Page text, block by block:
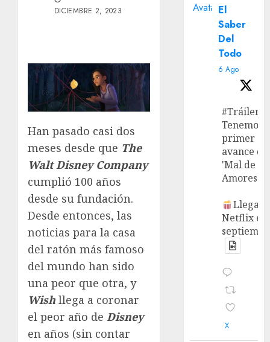
DICIEMBRE 2, 2023
Han pasado casi dos
meses desde que The
Walt Disney Company
cumplió 100 años
desde su fundación.
Desde entonces, las
noticias para la casa
del ratón más famoso
del mundo han sido
una peor que otra, y
Wish llega a coronar
el peor año de Disney
en años (sin contar
Avatar El
Saber
Del
Todo
6 Ago
#Tráiler
Tenemos
primer
avance de
'Mal de
Amores'.
Llega a
Netflix en
X